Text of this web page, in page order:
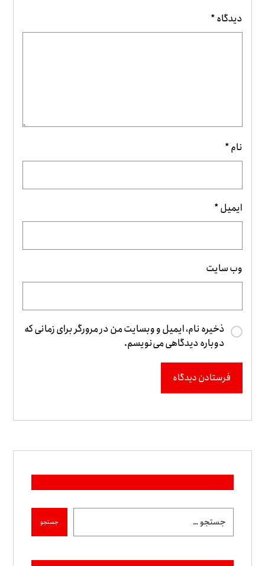
دیدگاه*
نام*
ایمیل*
وب‌ سایت
ذخیره نام، ایمیل و وبسایت من در مرورگر برای زمانی که
دوباره دیدگاهی می‌نویسم.
فرستادن دیدگاه
جستجو